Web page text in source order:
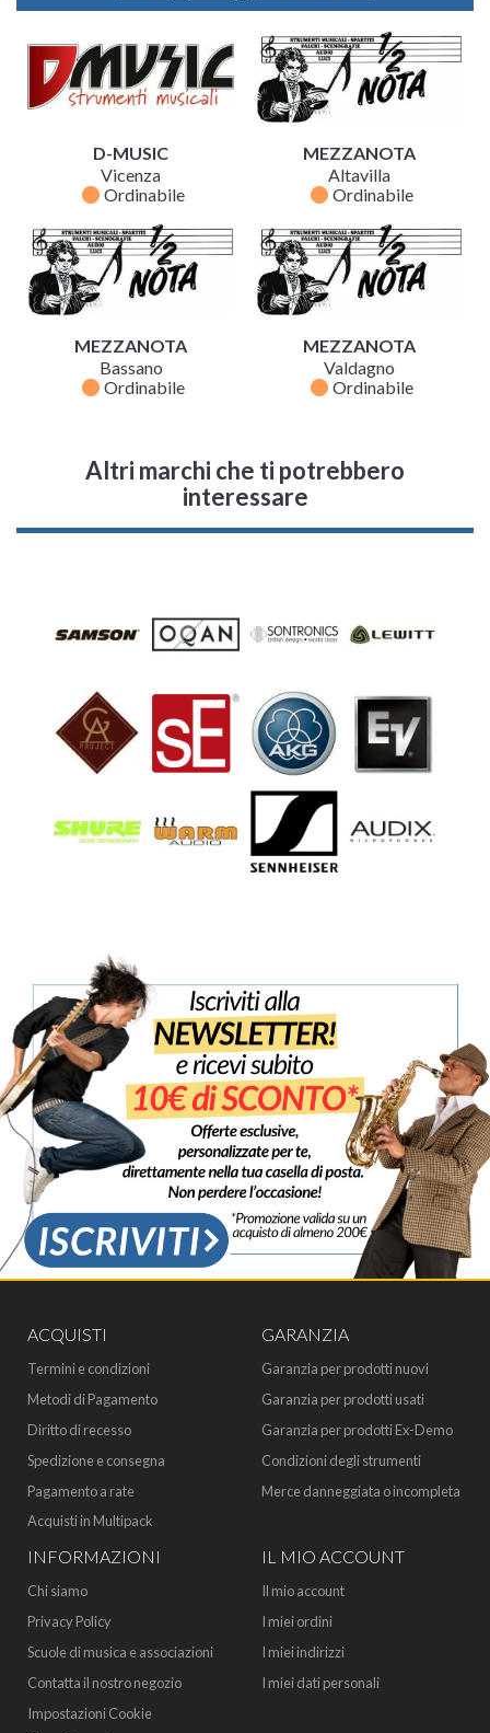
D-MUSIC
Vicenza
fiber_manual_record Ordinabile
MEZZANOTA
Altavilla
fiber_manual_record Ordinabile
MEZZANOTA
Bassano
fiber_manual_record Ordinabile
MEZZANOTA
Valdagno
fiber_manual_record Ordinabile
Altri marchi che ti potrebbero
interessare
ACQUISTI
Termini e condizioni
Metodi di Pagamento
Diritto di recesso
Spedizione e consegna
Pagamento a rate
Acquisti in Multipack
GARANZIA
Garanzia per prodotti nuovi
Garanzia per prodotti usati
Garanzia per prodotti Ex-Demo
Condizioni degli strumenti
Merce danneggiata o incompleta
INFORMAZIONI
Chi siamo
Privacy Policy
Scuole di musica e associazioni
Contatta il nostro negozio
Impostazioni Cookie
IL MIO ACCOUNT
Il mio account
I miei ordini
I miei indirizzi
I miei dati personali